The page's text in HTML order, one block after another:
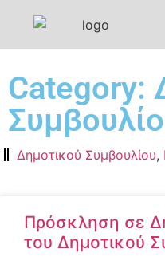
Category:
Δημοτικού Συμβουλίου,
Πρόσκληση σε
του Δημοτικού